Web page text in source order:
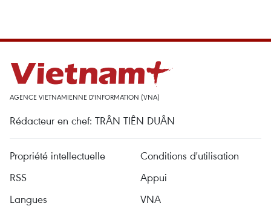
AGENCE VIETNAMIENNE D'INFORMATION (VNA)
Rédacteur en chef: TRÂN TIÊN DUÂN
Propriété intellectuelle
Conditions d'utilisation
RSS
Appui
Langues
VNA